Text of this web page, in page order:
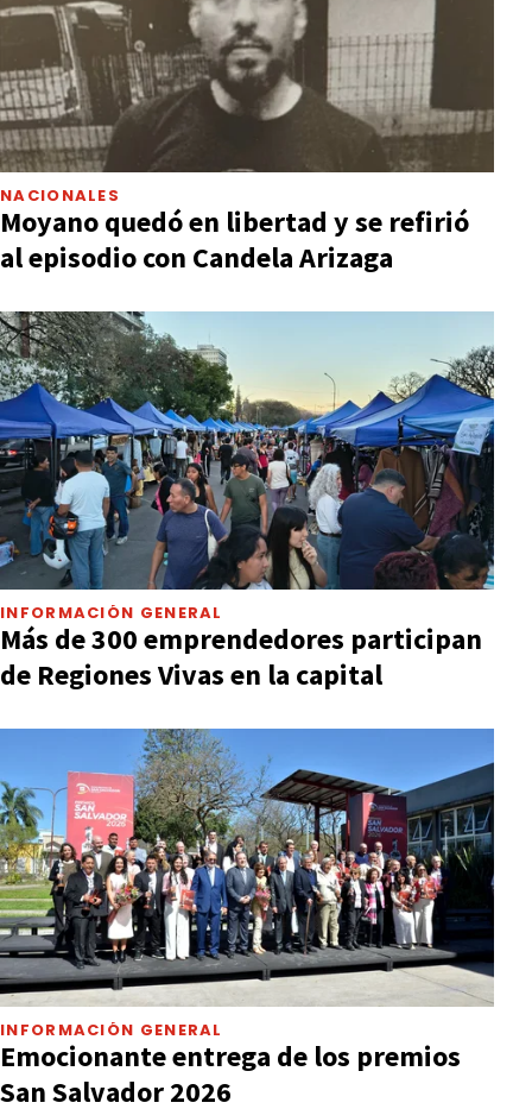
NACIONALES
Moyano quedó en libertad y se refirió
al episodio con Candela Arizaga
INFORMACIÓN GENERAL
Más de 300 emprendedores participan
de Regiones Vivas en la capital
INFORMACIÓN GENERAL
Emocionante entrega de los premios
San Salvador 2026